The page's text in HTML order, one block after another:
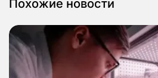
Похожие новости